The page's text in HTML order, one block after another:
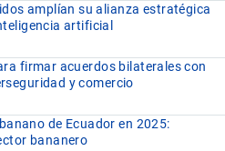
amplían su alianza estratégica
artificial
firmar acuerdos bilaterales con
y comercio
de Ecuador en 2025:
bananero